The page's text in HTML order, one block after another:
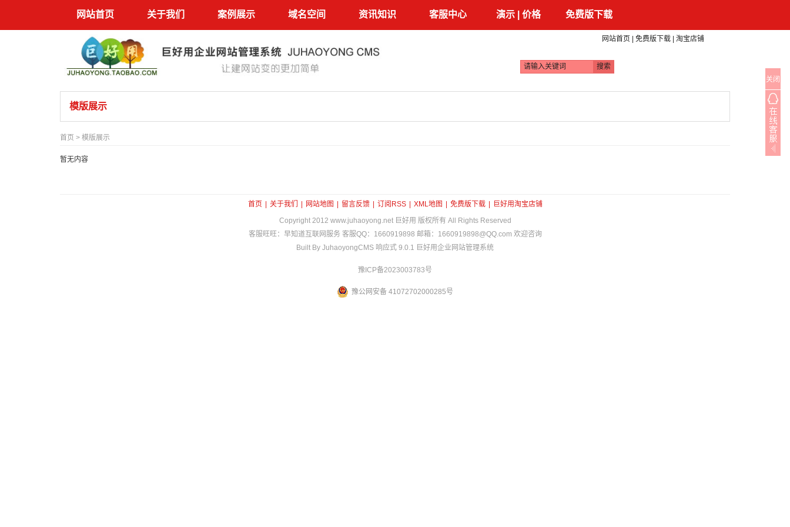
网站首页 关于我们 案例展示 域名空间 资讯知识 客服中心 演示 | 价格 免费版下载
网站首页 免费版下载| 淘宝店铺
模版展示
首页 > 模版展示
暂无内容
首页 | 关于我们 | 网站地图 | 留言反馈 | 订阅RSS | XML地图 | 免费版下载 |
巨好用淘宝店铺
Copyright 2012 www.juhaoyong.net巨好用 版权所有 All Rights Reserved
客服旺旺：早知道互联网服务 客服QQ：1660919898 邮箱：1660919898@QQ.com 欢迎咨询
Built By JuhaoyongCMS 响应式 9.0.1 巨好用企业网站管理系统
豫ICP备2023003783号
豫公网安备 41072702000285号
关闭